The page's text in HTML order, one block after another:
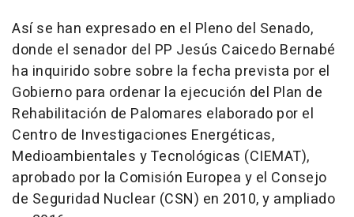
Así se han expresado en el Pleno del Senado,
donde el senador del PP Jesús Caicedo Bernabé
ha inquirido sobre sobre la fecha prevista por el
Gobierno para ordenar la ejecución del Plan de
Rehabilitación de Palomares elaborado por el
Centro de Investigaciones Energéticas,
Medioambientales y Tecnológicas (CIEMAT),
aprobado por la Comisión Europea y el Consejo
de Seguridad Nuclear (CSN) en 2010, y ampliado